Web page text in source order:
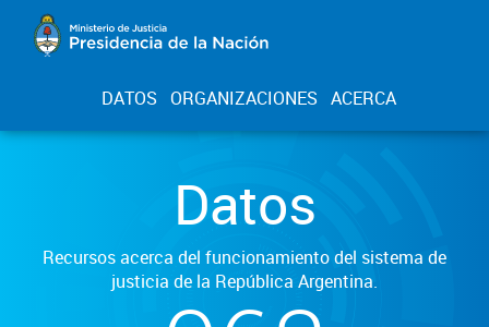
DATOS ORGANIZACIONES ACERCA
Datos
Recursos acerca del funcionamiento del sistema de
justicia de la República Argentina.